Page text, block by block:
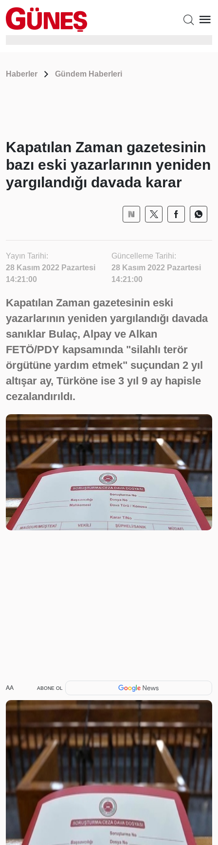
Haberler Gündem Haberleri
Kapatılan Zaman gazetesinin
bazı eski yazarlarının yeniden
yargılandığı davada karar
Yayın Tarihi:
28 Kasım 2022 Pazartesi
14:21:00
Güncelleme Tarihi:
28 Kasım 2022 Pazartesi
14:21:00
Kapatılan Zaman gazetesinin eski
yazarlarının yeniden yargılandığı davada
sanıklar Bulaç, Alpay ve Alkan
FETÖ/PDY kapsamında "silahlı terör
örgütüne yardım etmek" suçundan 2 yıl
altışar ay, Türköne ise 3 yıl 9 ay hapisle
cezalandırıldı.
AA ABONE OL